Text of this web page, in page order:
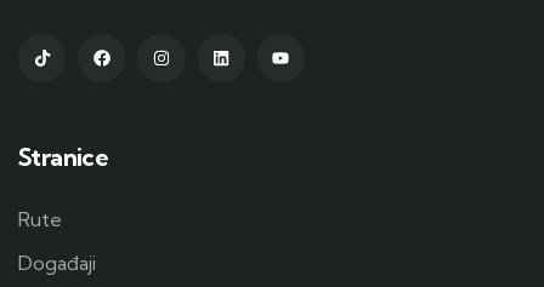
Stranice
Rute
Događaji